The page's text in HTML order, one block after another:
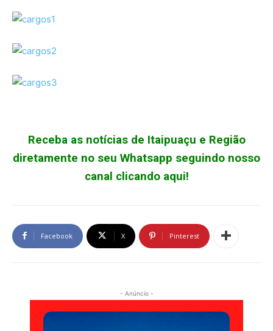
Receba as notícias de Itaipuaçu e Região
diretamente no seu Whatsapp seguindo nosso
canal clicando aqui!
Facebook X Pinterest
- Anúncio -